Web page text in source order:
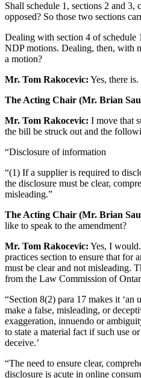
Shall schedule 1, sections 2 and
opposed? So those two sections
Dealing with section 4 of schedule
NDP motions. Dealing, then, with
a motion?
Mr. Tom Rakocevic: Yes, there is.
The Acting Chair (Mr. Brian
Mr. Tom Rakocevic: I move that
the bill be struck out and the
“Disclosure of information
“(1) If a supplier is required to
the disclosure must be clear,
misleading.”
The Acting Chair (Mr. Brian
like to speak to the amendment?
Mr. Tom Rakocevic: Yes, I
practices section to ensure that for
must be clear and not misleading.
from the Law Commission of
“Section 8(2) para 17 makes it ‘an
make a false, misleading, or
exaggeration, innuendo or
to state a material fact if such use
deceive.’
“The need to ensure clear,
disclosure is acute in online